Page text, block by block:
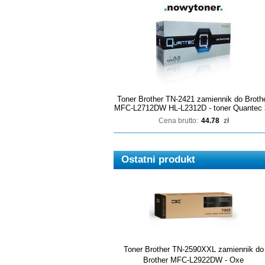
Toner Brother TN-2421 zamiennik do
MFC-L2712DW HL-L2312D - toner Quantec
Cena brutto: 44.78 zł
Ostatni produkt
Toner Brother TN-2590XXL zamiennik do
Brother MFC-L2922DW - Oxe